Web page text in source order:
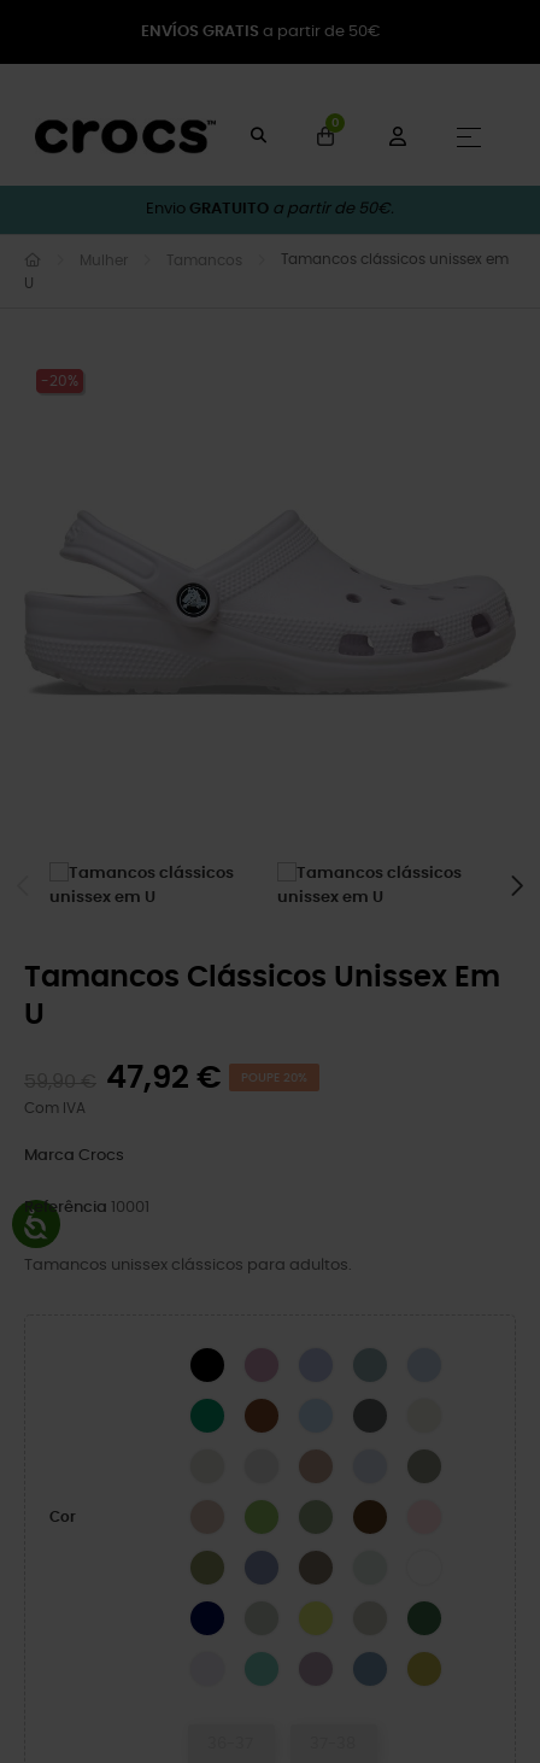
ENVÍOS GRATIS a partir de 50€
0
☰
Envio GRATUITO a partir de 50€.
Mulher Tamancos
Tamancos clássicos unissex em
U
-20%
Tamancos Clássicos Unissex Em
U
47,92 € POUPE 20%
Com IVA
Marca Crocs
Referência 10001
Tamancos unissex clássicos para adultos.
Cor
BLACK HydrangeaMystic Purple
Pond
Green IvyCognac Blue FrostCinza Ardósia
AtmosphereBandanaDreamscape
Elephant
Kiwi Moss-XCoffee
Exército Verde
Blue HazeTaupe
NAVY SHITAKEAcidity Field Green
Grape IceRetro Dusty LilacAstro BlueMeadow